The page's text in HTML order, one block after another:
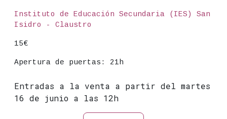
Lugar
Instituto de Educación Secundaria (IES) San
Isidro - Claustro
Precio
15€
Apertura de puertas: 21h
Entradas a la venta a partir del martes
16 de junio a las 12h